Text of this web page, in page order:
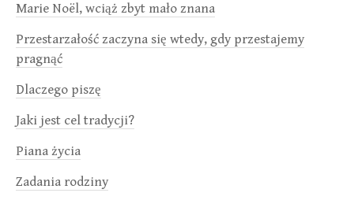
Marie Noël, wciąż zbyt mało znana
Przestarzałość zaczyna się wtedy, gdy przestajemy
pragnąć
Dlaczego piszę
Jaki jest cel tradycji?
Piana życia
Zadania rodziny